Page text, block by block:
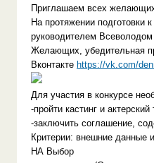
Приглашаем всех
На протяжении подготовки
руководителем
Желающих, убедительная
Вконтакте https://vk.com/
Для участия в конкурсе
-пройти кастинг и актерский
-заключить соглашение,
Критерии: внешние данные
НА Выбор